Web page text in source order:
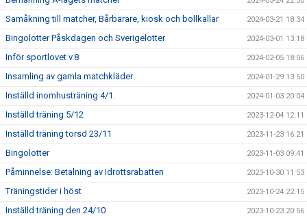
Samåkning till matcher, Bårbärare, kiosk och bollkallar 2024-03-21 18:34
Bingolotter Påskdagen och Sverigelotter 2024-03-01 13:18
Inför sportlovet v.8 2024-02-05 18:06
Insamling av gamla matchkläder 2024-01-29 13:50
Inställd inomhusträning 4/1. 2024-01-03 20:04
Inställd träning 5/12 2023-12-04 12:11
Inställd träning torsd 23/11 2023-11-23 16:21
Bingolotter 2023-11-03 09:41
Påminnelse: Betalning av Idrottsrabatten 2023-10-30 11:53
Träningstider i höst 2023-10-24 22:15
Inställd träning den 24/10 2023-10-23 20:56